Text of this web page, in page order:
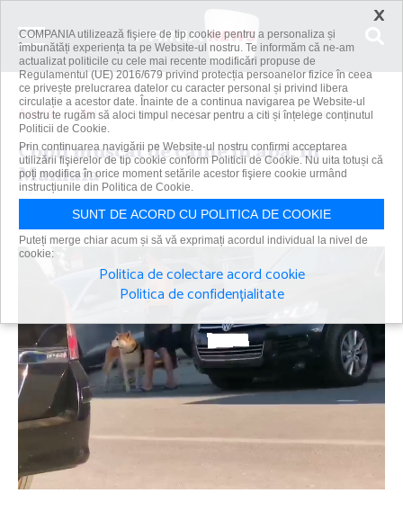
Acasă Știri Copil muşcat de câine în apă, în Mamaia
Copil muşcat de câine în apă, în
Mamaia
Primanews | 10 aug 2021
×
COMPANIA utilizează fişiere de tip cookie pentru a personaliza și
îmbunătăți experiența ta pe Website-ul nostru. Te informăm că ne-am
actualizat politicile cu cele mai recente modificări propuse de
Regulamentul (UE) 2016/679 privind protecția persoanelor fizice în ceea
ce privește prelucrarea datelor cu caracter personal și privind libera
circulație a acestor date. Înainte de a continua navigarea pe Website-ul
nostru te rugăm să aloci timpul necesar pentru a citi și înțelege conținutul
Politicii de Cookie.
Prin continuarea navigării pe Website-ul nostru confirmi acceptarea
utilizării fişierelor de tip cookie conform Politicii de Cookie. Nu uita totuși că
poți modifica în orice moment setările acestor fişiere cookie urmând
instrucțiunile din Politica de Cookie.
SUNT DE ACORD CU POLITICA DE COOKIE
Puteți merge chiar acum și să vă exprimați acordul individual la nivel de
cookie:
Politica de colectare acord cookie
Politica de confidențialitate